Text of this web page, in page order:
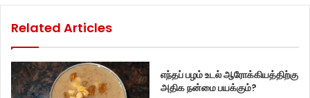
Related Articles
எந்தப் பழம் உடல் ஆரோக்கியத்திற்கு
அதிக நன்மை பயக்கும்?